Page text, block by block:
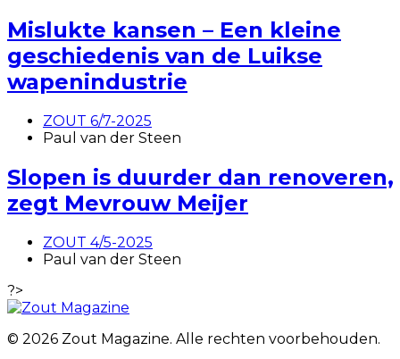
Mislukte kansen – Een kleine
geschiedenis van de Luikse
wapenindustrie
ZOUT 6/7-2025
Paul van der Steen
Slopen is duurder dan renoveren,
zegt Mevrouw Meijer
ZOUT 4/5-2025
Paul van der Steen
?>
© 2026 Zout Magazine. Alle rechten voorbehouden.